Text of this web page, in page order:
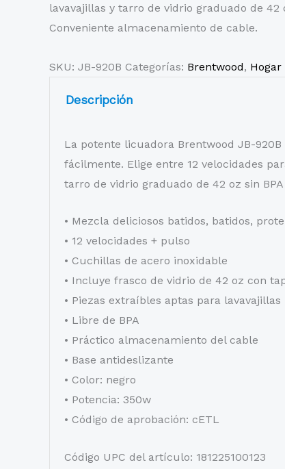
lavavajillas y tarro de vidrio graduado de 42
Conveniente almacenamiento de cable.
SKU: JB-920B Categorías: Brentwood, Hogar
Descripción
La potente licuadora Brentwood JB-
fácilmente. Elige entre 12 velocidades
tarro de vidrio graduado de 42 oz sin
• Mezcla deliciosos batidos, batidos,
• 12 velocidades + pulso
• Cuchillas de acero inoxidable
• Incluye frasco de vidrio de 42 oz con
• Piezas extraíbles aptas para lavavajillas
• Libre de BPA
• Práctico almacenamiento del cable
• Base antideslizante
• Color: negro
• Potencia: 350w
• Código de aprobación: cETL
Código UPC del artículo: 181225100123